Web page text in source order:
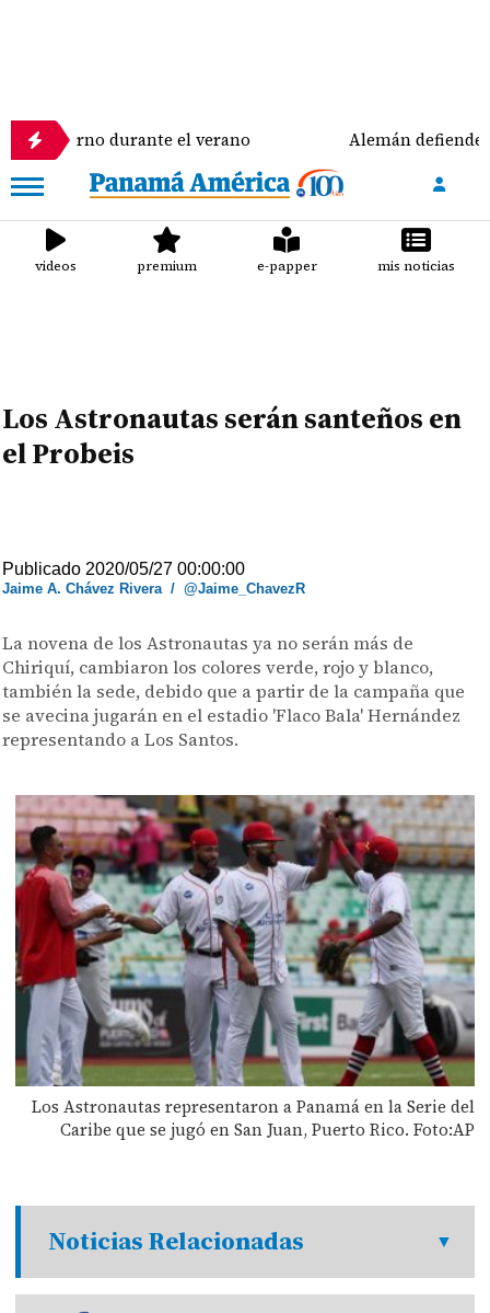
durante el verano Alemán defiende su
videos premium e-papper mis noticias
Los Astronautas serán santeños en
el Probeis
Publicado 2020/05/27 00:00:00
Jaime A. Chávez Rivera/@Jaime_ChavezR
La novena de los Astronautas ya no serán más de
Chiriquí, cambiaron los colores verde, rojo y blanco,
también la sede, debido que a partir de la campaña que
se avecina jugarán en el estadio 'Flaco Bala' Hernández
representando a Los Santos.
Los Astronautas representaron a Panamá en la Serie del
Caribe que se jugó en San Juan, Puerto Rico. Foto:AP
Noticias Relacionadas